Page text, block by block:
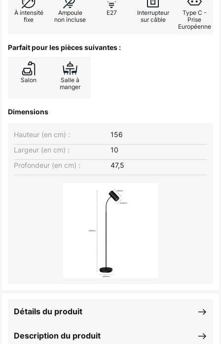
À intensité
fixe
Ampoule
non incluse
E27
Interrupteur
sur câble
Type C -
Prise
Européenne
Parfait pour les pièces suivantes :
Salon
Salle à
manger
Dimensions
Largeur (en cm) : 10
Hauteur (en cm) : 156
Profondeur (en cm) : 47,5
Description du produit
Détails du produit